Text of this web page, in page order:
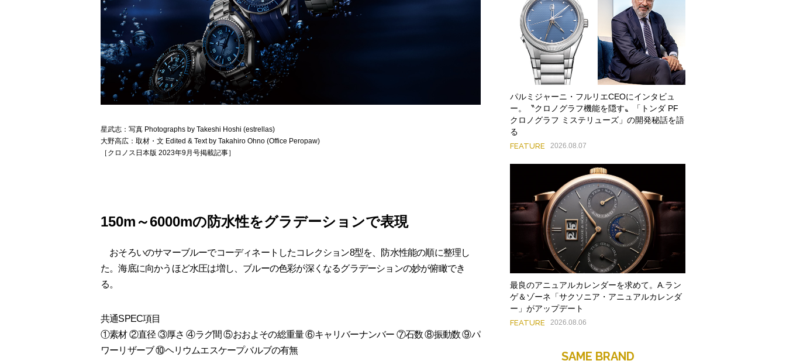
星武志：写真 Photographs by Takeshi Hoshi (estrellas)
大野高広：取材・文 Edited & Text by Takahiro Ohno (Office Peropaw)
［クロノス日本版 2023年9月号掲載記事］
150m～6000mの防水性をグラデーションで表現
おそろいのサマーブルーでコーディネートしたコレクション8型を、防水性能の順に整理し
た。海底に向かうほど水圧は増し、ブルーの色彩が深くなるグラデーションの妙が俯瞰でき
る。
共通SPEC項目
①素材 ②直径 ③厚さ ④ラグ間 ⑤おおよその総重量 ⑥キャリバーナンバー ⑦石数 ⑧振動数 ⑨パ
ワーリザーブ ⑩ヘリウムエスケープバルブの有無
パルミジャーニ・フルリエCEOにインタビュ
ー。〝クロノグラフ機能を隠す〟「トンダ PF
クロノグラフ ミステリューズ」の開発秘話を語
る
FEATURE 2026.08.07
最良のアニュアルカレンダーを求めて。A.ラン
ゲ＆ゾーネ「サクソニア・アニュアルカレンダ
ー」がアップデート
FEATURE 2026.08.06
SAME BRAND